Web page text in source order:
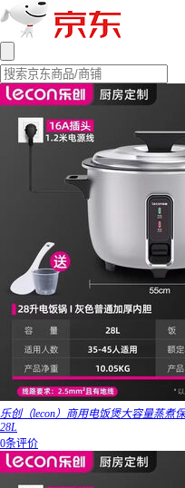
乐创（lecon）商用电饭煲大容量蒸煮
28L
0条评价